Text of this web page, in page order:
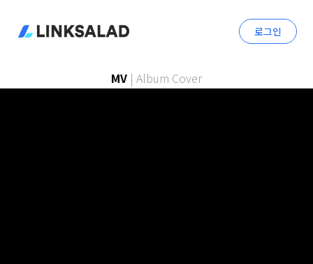
로그인
MV | Album Cover